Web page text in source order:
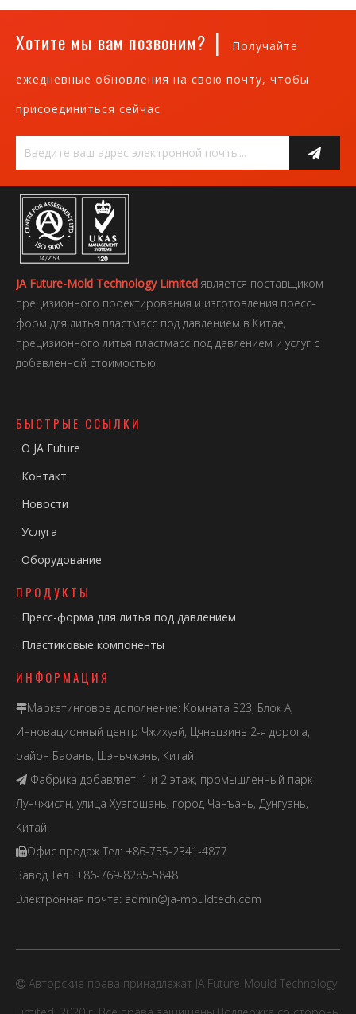
Хотите мы вам позвоним? | Получайте
ежедневные обновления на свою почту, чтобы
присоединиться сейчас
JA Future-Mold Technology Limited является поставщиком
прецизионного проектирования и изготовления пресс-
форм для литья пластмасс под давлением в Китае,
прецизионного литья пластмасс под давлением и услуг с
добавленной стоимостью.
БЫСТРЫЕ ССЫЛКИ
· О JA Future
· Контакт
· Новости
· Услуга
· Оборудование
ПРОДУКТЫ
· Пресс-форма для литья под давлением
· Пластиковые компоненты
ИНФОРМАЦИЯ
Маркетинговое дополнение: Комната 323, Блок А,
Инновационный центр Чжихуэй, Цяньцзинь 2-я дорога,
район Баоань, Шэньчжэнь, Китай.
 Фабрика добавляет: 1 и 2 этаж, промышленный парк
Лунчжисян, улица Хуагошань, город Чанъань, Дунгуань,
Китай.
Офис продаж Тел: +86-755-2341-4877
Завод Тел.: +86-769-8285-5848
Электронная почта: admin@ja-mouldtech.com
 Авторские права принадлежат JA Future-Mould Technology